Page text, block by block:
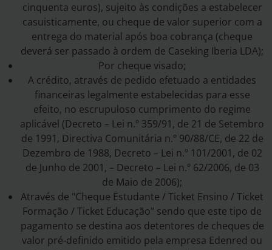
cinquenta euros), sujeito às condições a estabelecer
casuisticamente, ou cheque de valor superior com a
entrega do material após boa cobrança (cheque
deverá ser passado à ordem de Caseking Iberia LDA);
Por cheque visado;
A crédito, através de pedido efetuado a entidades
financeiras legalmente estabelecidas para esse
efeito, no escrupuloso cumprimento do regime
aplicável (Decreto – Lei n.º 359/91, de 21 de Setembro
de 1991, Directiva Comunitária n.º 90/88/CE, de 22 de
Dezembro de 1988, Decreto – Lei n.º 101/2001, de 02
de Junho de 2001, – Decreto – Lei n.º 62/2006, de 03
de Maio de 2006);
Através de "Cheque Estudante / Ticket Ensino / Ticket
Formação / Ticket Educação" sendo que este tipo de
pagamento se destina aos detentores de cheques de
valor pré-definido emitido pela empresa Edenred ou